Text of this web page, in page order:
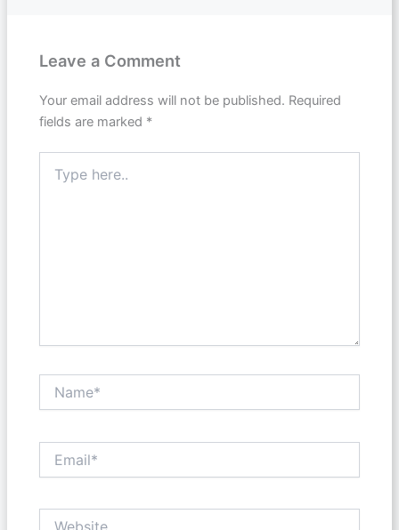
Leave a Comment
Your email address will not be published. Required
fields are marked *
here..